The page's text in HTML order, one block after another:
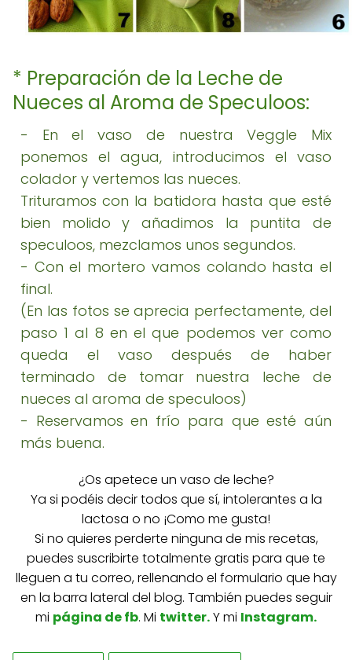
* Preparación de la Leche de
Nueces al Aroma de Speculoos:
- En el vaso de nuestra Veggle Mix
ponemos el agua, introducimos el vaso
colador y vertemos las nueces.
Trituramos con la batidora hasta que esté
bien molido y añadimos la puntita de
speculoos, mezclamos unos segundos.
- Con el mortero vamos colando hasta el
final.
(En las fotos se aprecia perfectamente, del
paso 1 al 8 en el que podemos ver como
queda el vaso después de haber
terminado de tomar nuestra leche de
nueces al aroma de speculoos)
- Reservamos en frío para que esté aún
más buena.
¿Os apetece un vaso de leche?
Ya si podéis decir todos que sí, intolerantes a la
lactosa o no ¡Como me gusta!
Si no quieres perderte ninguna de mis recetas,
puedes suscribirte totalmente gratis para que te
lleguen a tu correo, rellenando el formulario que hay
en la barra lateral del blog. También puedes seguir
mi página de fb. Mi twitter.Y mi Instagram.